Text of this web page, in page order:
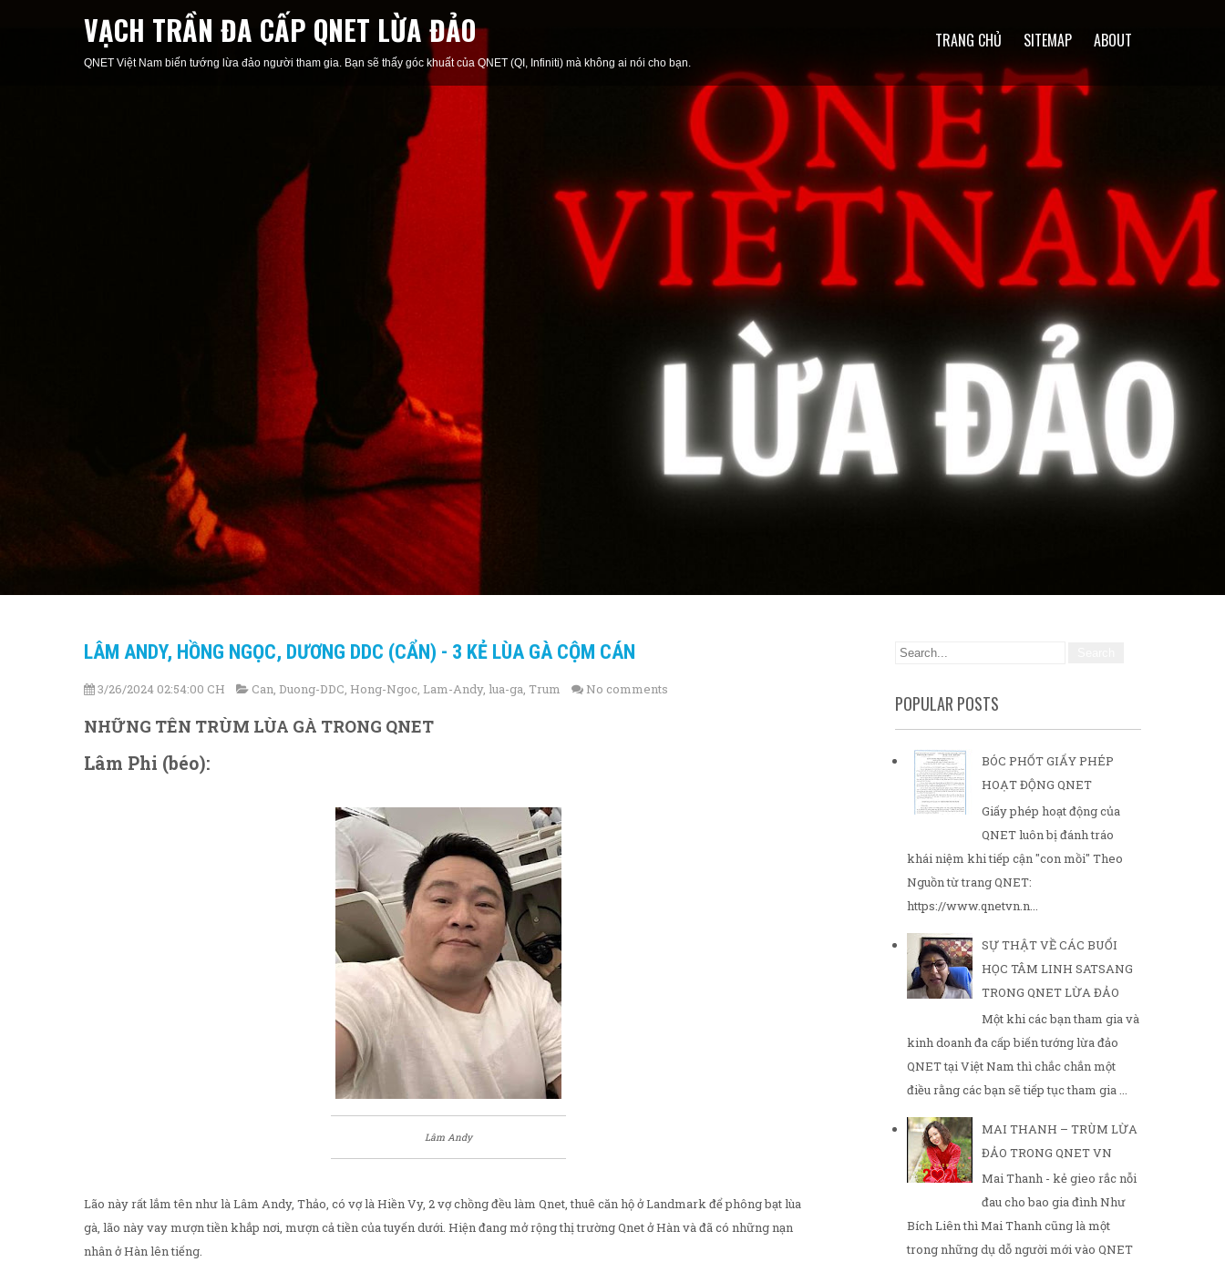
VẠCH TRẦN ĐA CẤP QNET LỪA ĐẢO
QNET Việt Nam biến tướng lừa đảo người tham gia. Bạn sẽ thấy góc khuất của QNET (QI, Infiniti) mà không ai nói cho bạn.
TRANG CHỦ SITEMAP ABOUT
LÂM ANDY, HỒNG NGỌC, DƯƠNG DDC (CẨN) - 3 KẺ LÙA GÀ CỘM CÁN
3/26/2024 02:54:00 CH Can, Duong-DDC, Hong-Ngoc, Lam-Andy, lua-ga, Trum No comments
NHỮNG TÊN TRÙM LÙA GÀ TRONG QNET
Lâm Phi (béo):
Lâm Andy
Lão này rất lắm tên như là Lâm Andy, Thảo, có vợ là Hiền Vy, 2 vợ chồng đều làm Qnet, thuê căn hộ ở Landmark để phông bạt lùa
gà, lão này vay mượn tiền khắp nơi, mượn cả tiền của tuyến dưới. Hiện đang mở rộng thị trường Qnet ở Hàn và đã có những nạn
nhân ở Hàn lên tiếng.
POPULAR POSTS
BÓC PHỐT GIẤY PHÉP
HOẠT ĐỘNG QNET
Giấy phép hoạt động của
QNET luôn bị đánh tráo
khái niệm khi tiếp cận "con mồi" Theo
Nguồn từ trang QNET:
https://www.qnetvn.n...
SỰ THẬT VỀ CÁC BUỔI
HỌC TÂM LINH SATSANG
TRONG QNET LỪA ĐẢO
Một khi các bạn tham gia và
kinh doanh đa cấp biến tướng lừa đảo
QNET tại Việt Nam thì chắc chắn một
điều rằng các bạn sẽ tiếp tục tham gia ...
MAI THANH – TRÙM LỪA
ĐẢO TRONG QNET VN
Mai Thanh - kẻ gieo rắc nỗi
đau cho bao gia đình Như
Bích Liên thì Mai Thanh cũng là một
trong những dụ dỗ người mới vào QNET